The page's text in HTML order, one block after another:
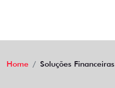
Home Soluções Financeiras